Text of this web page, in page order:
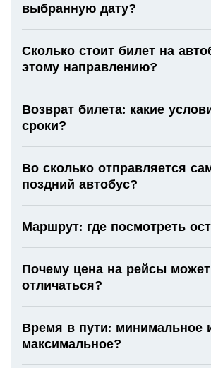
выбранную дату?
Сколько стоит билет на
этому направлению?
Возврат билета: какие
сроки?
Во сколько отправляется
поздний автобус?
Маршрут: где посмотреть
Почему цена на рейсы может
отличаться?
Время в пути: минимальное
максимальное?